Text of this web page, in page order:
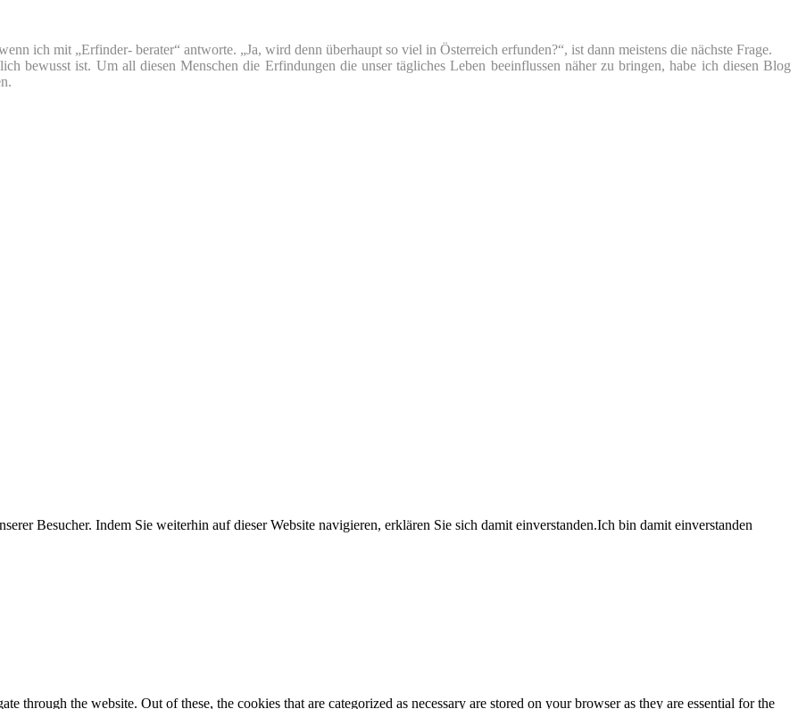
ich mit „Erfinder- berater“ antworte. „Ja, wird denn überhaupt so viel in Österreich erfunden?“, ist dann meistens die nächste Frage.
bewusst ist. Um all diesen Menschen die Erfindungen die unser tägliches Leben beeinflussen näher zu bringen, habe ich diesen Blog
Besucher. Indem Sie weiterhin auf dieser Website navigieren, erklären Sie sich damit einverstanden.Ich bin damit einverstanden
through the website. Out of these, the cookies that are categorized as necessary are stored on your browser as they are essential for the